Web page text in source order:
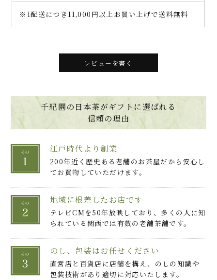
※1配送につき11,000円以上お買い上げで送料無料
レビューを書く
千紀園の日本茶がギフトに選ばれる
信頼の理由
江戸時代より創業
200年近く歴史ある老舗のお茶屋だから安心し
てお買物していただけます。
地域に根差したお店です
テレビCMを50年放映しており、多くの人に知
られている関西では有数の老舗茶舗です。
のし、包装はお任せください
直営店と百貨店に店舗を構え、のしの知識や
包装技術があり適切に対応いたします。